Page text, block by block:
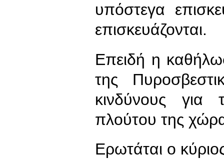
υπόστεγα
επισκευάζονται.
Επειδή η
της
κινδύνους για
πλούτου της
Ερωτάται ο